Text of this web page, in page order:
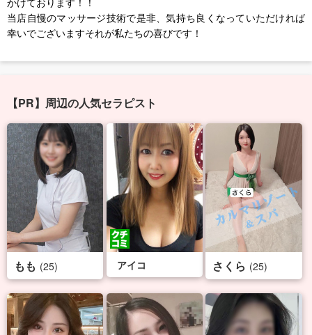
当店自慢のマッサージ技術で是非、気持ち良くなっていただければ
幸いでございますそれが私たちの喜びです！
【PR】周辺の人気セラピスト
もも (25) アイコ さくら (25)